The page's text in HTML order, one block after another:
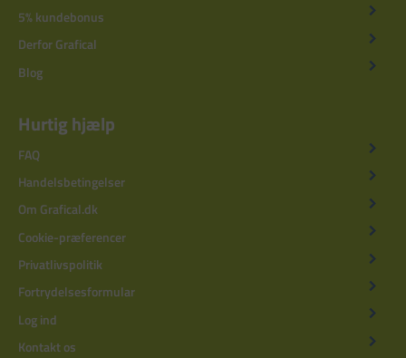
5% kundebonus
Derfor Grafical
Blog
Hurtig hjælp
FAQ
Handelsbetingelser
Om Grafical.dk
Cookie-præferencer
Privatlivspolitik
Fortrydelsesformular
Log ind
Kontakt os